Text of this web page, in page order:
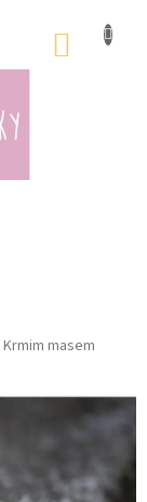
Krmim masem